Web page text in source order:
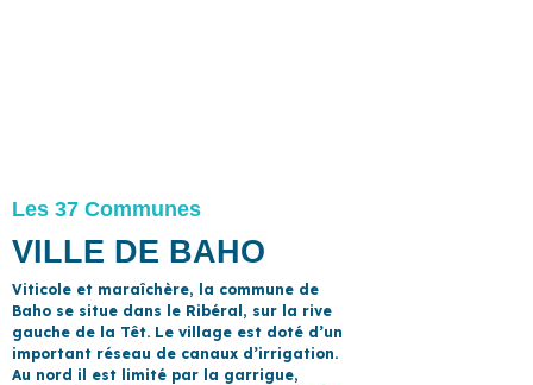
Les 37 Communes
VILLE DE BAHO
Viticole et maraîchère, la commune de
Baho se situe dans le Ribéral, sur la rive
gauche de la Têt. Le village est doté d’un
important réseau de canaux d’irrigation.
Au nord il est limité par la garrigue,